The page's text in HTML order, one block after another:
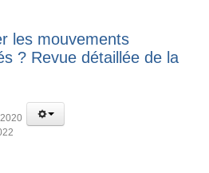
les mouvements
? Revue détaillée de la